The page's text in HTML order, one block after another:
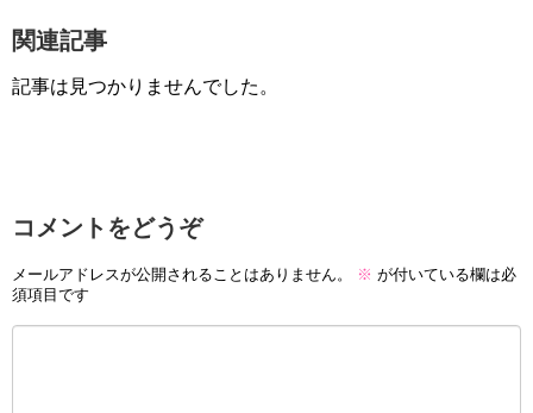
関連記事
記事は見つかりませんでした。
コメントをどうぞ
メールアドレスが公開されることはありません。 ※ が付いている欄は必
須項目です